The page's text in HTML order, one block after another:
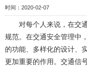
时间：2020-02-07
对每个人来说，在交通
规范。在交通安全管理中，
的功能、多样化的设计、
更加重要的作用。交通信